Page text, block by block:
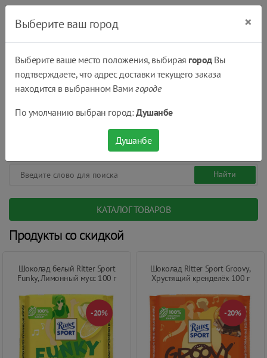
КАТАЛОГ ТОВАРОВ
Продукты со скидкой
Шоколад белый Ritter Sport
Funky, Лимонный мусс 100 г
-20%
Шоколад Ritter Sport Groovy,
Хрустящий кренделёк 100 г
-20%
Выберите ваш город ×
Выберите ваше место положения, выбирая городВы
подтверждаете, что адрес доставки текущего заказа
находится в выбранном Вамигороде
По умолчанию выбран город:Душанбе
Душанбе